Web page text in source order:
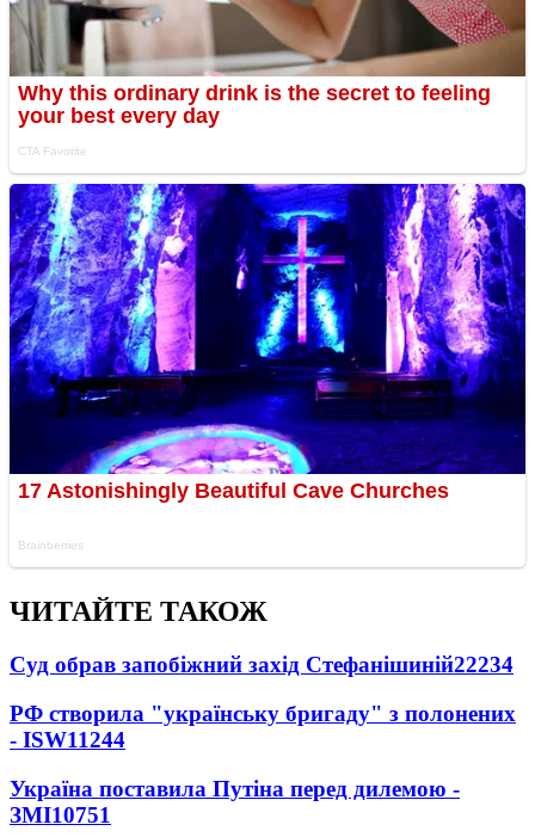
ЧИТАЙТЕ ТАКОЖ
Суд обрав запобіжний захід Стефанішиній22234
РФ створила "українську бригаду" з полонених
- ISW11244
Україна поставила Путіна перед дилемою -
ЗМІ10751